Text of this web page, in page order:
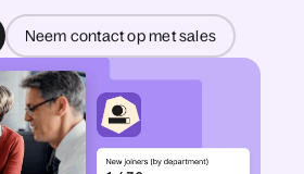
Neem contact op met sales